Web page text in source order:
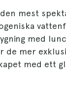
mest
med
mer
med ett